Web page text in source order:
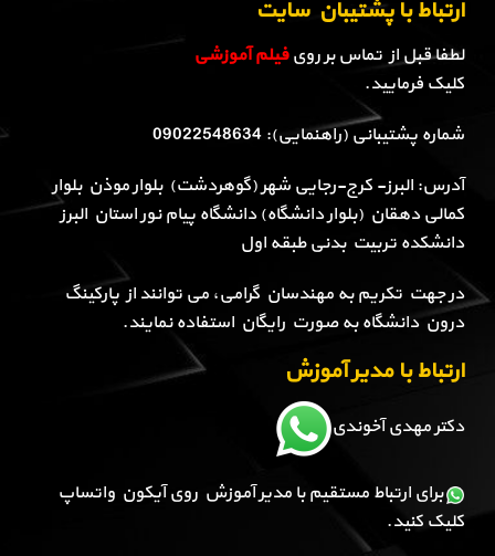
ارتباط با پشتیبان سایت
لطفا قبل از تماس بر رویفیلم آموزشی
کلیک فرمایید.
شماره پشتیبانی (راهنمایی): 09022548634
آدرس: البرز- کرج-رجایی شهر (گوهردشت) بلوار موذن بلوار
کمالی دهقان (بلوار دانشگاه) دانشگاه پیام نور استان البرز
دانشکده تربیت بدنی طبقه اول
در جهت تکریم به مهندسان گرامی، می توانند از پارکینگ
درون دانشگاه به صورت رایگان استفاده نمایند.
ارتباط با مدیر آموزش
دکتر مهدی آخوندی
برای ارتباط مستقیم با مدیر آموزش روی آیکون واتساپ
کلیک کنید.